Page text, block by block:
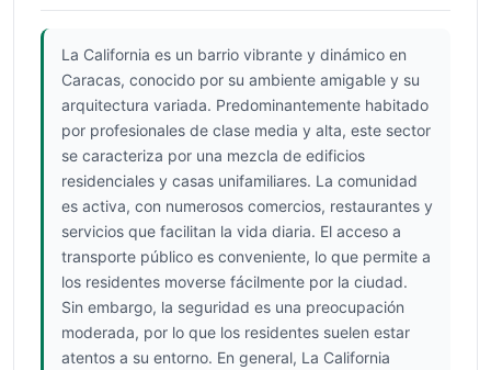
La California es un barrio vibrante y dinámico en
Caracas, conocido por su ambiente amigable y su
arquitectura variada. Predominantemente habitado
por profesionales de clase media y alta, este sector
se caracteriza por una mezcla de edificios
residenciales y casas unifamiliares. La comunidad
es activa, con numerosos comercios, restaurantes y
servicios que facilitan la vida diaria. El acceso a
transporte público es conveniente, lo que permite a
los residentes moverse fácilmente por la ciudad.
Sin embargo, la seguridad es una preocupación
moderada, por lo que los residentes suelen estar
atentos a su entorno. En general, La California